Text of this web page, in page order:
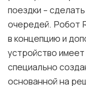
поездки –
очередей. Робот
в концепцию и
устройство
специально
основанной на